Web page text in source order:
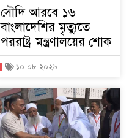
সৌদি আরবে ১৬
বাংলাদেশির মৃত্যুতে
পররাষ্ট্র মন্ত্রণালয়ের শোক
১০-০৮-২০২৬